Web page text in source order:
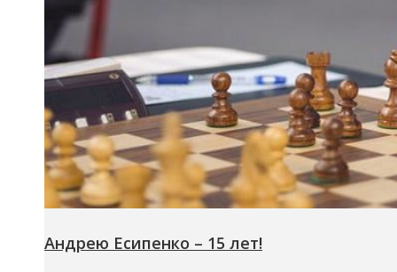
Андрею Есипенко – 15 лет!